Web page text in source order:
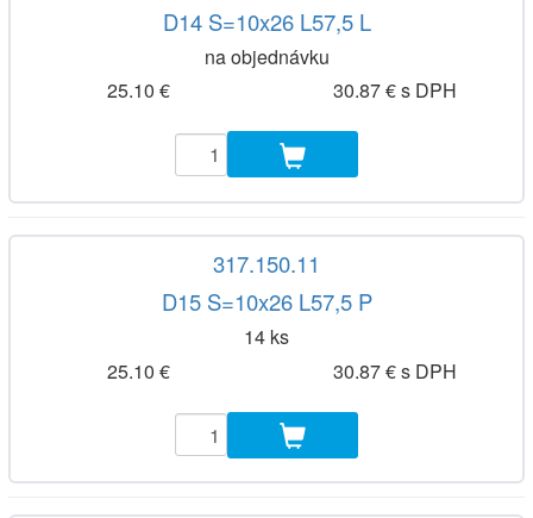
D14 S=10x26 L57,5 L
na objednávku
25.10 €
30.87 € s DPH
317.150.11
D15 S=10x26 L57,5 P
14 ks
25.10 €
30.87 € s DPH